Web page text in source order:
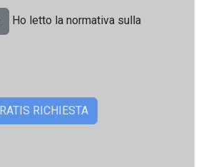
Ho letto la normativa sulla